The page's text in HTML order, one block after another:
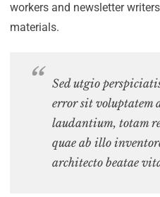
workers and newsletter
materials.
Sed utgio
error sit voluptatem
laudantium, totam
quae ab illo
architecto beatae